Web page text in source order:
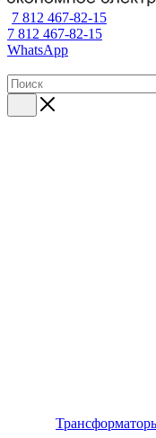
7 812 467-82-15
7 812 467-82-15
WhatsApp